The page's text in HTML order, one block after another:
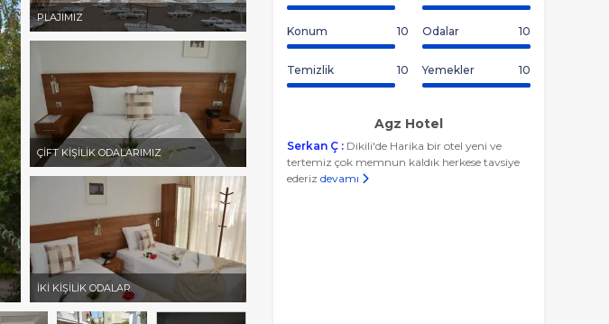
PLAJIMIZ
ÇİFT KİŞİLİK ODALARIMIZ
İKİ KİŞİLİK ODALAR
Konum 10 Odalar 10
Temizlik 10 Yemekler 10
Agz Hotel
Serkan Ç : Dikili'de Harika bir otel yeni ve
tertemiz çok memnun kaldık herkese tavsiye
ederiz devamı